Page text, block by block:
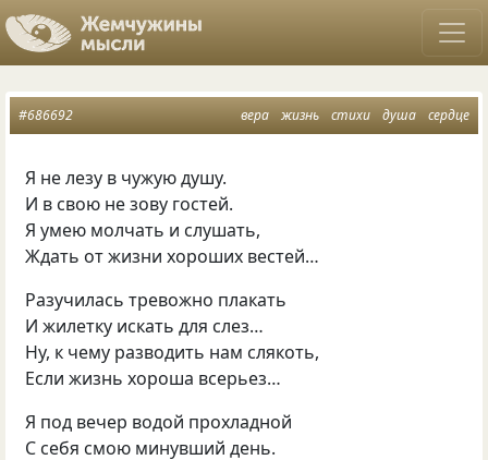
вера жизнь стихи душа сердце
#686692
Я не лезу в чужую душу.
И в свою не зову гостей.
Я умею молчать и слушать,
Ждать от жизни хороших вестей…
Разучилась тревожно плакать
И жилетку искать для слез…
Ну, к чему разводить нам слякоть,
Если жизнь хороша всерьез…
Я под вечер водой прохладной
С себя смою минувший день.